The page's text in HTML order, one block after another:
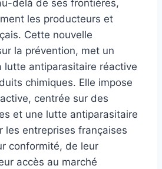
delà de ses frontières,
les producteurs et
Cette nouvelle
la prévention, met un
lutte antiparasitaire réactive
chimiques. Elle impose
centrée sur des
et une lutte antiparasitaire
les entreprises françaises
conformité, de leur
accès au marché